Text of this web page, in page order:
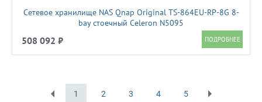
Сетевое хранилище NAS Qnap Original TS-864EU-RP-8G 8-
bay стоечный Celeron N5095
508 092 ₽
1 2 3 4
5